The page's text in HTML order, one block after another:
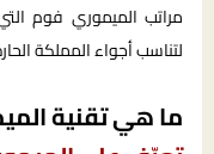
مراتب الميموري فوم التي
لتناسب أجواء المملكة
ما هي تقنية